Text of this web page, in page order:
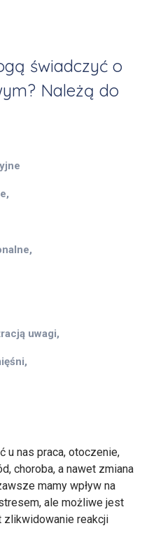
świadczyć o
Należą do
uwagi,
u nas praca, otoczenie,
choroba, a nawet zmiana
mamy wpływ na
ale możliwe jest
zlikwidowanie reakcji